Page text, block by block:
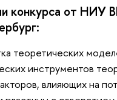
конкурса от
теоретических
инструментов
влияющих на